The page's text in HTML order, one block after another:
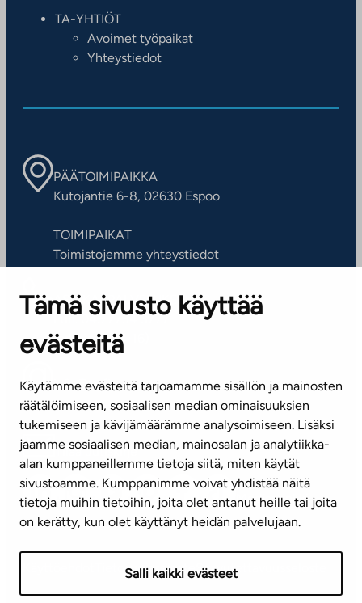
Tämä sivusto käyttää
evästeitä
Käytämme evästeitä tarjoamamme sisällön ja mainosten
räätälöimiseen, sosiaalisen median ominaisuuksien
tukemiseen ja kävijämäärämme analysoimiseen. Lisäksi
jaamme sosiaalisen median, mainosalan ja analytiikka-
alan kumppaneillemme tietoja siitä, miten käytät
sivustoamme. Kumppanimme voivat yhdistää näitä
tietoja muihin tietoihin, joita olet antanut heille tai joita
on kerätty, kun olet käyttänyt heidän palvelujaan.
Salli kaikki evästeet
TA-YHTIÖT
Avoimet työpaikat
Yhteystiedot
PÄÄTOIMIPAIKKA
Kutojantie 6-8, 02630 Espoo
TOIMIPAIKAT
Toimistojemme yhteystiedot
ASIAKASPALVELUKESKUS
Puh. 045 7734 3777
(arkisin klo 8-16)
info@ta.fi
Tilaa uutiskirje
Mediapankki
TietosuojaselosteSaavutettavuusseloste